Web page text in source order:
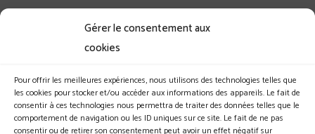
Gérer le consentement aux
cookies
Pour offrir les meilleures expériences, nous utilisons des technologies telles que
les cookies pour stocker et/ou accéder aux informations des appareils. Le fait de
consentir à ces technologies nous permettra de traiter des données telles que le
comportement de navigation ou les ID uniques sur ce site. Le fait de ne pas
consentir ou de retirer son consentement peut avoir un effet négatif sur
Animation
Emploi
Environnement
Les jeunes et l'entreprise
Le Club